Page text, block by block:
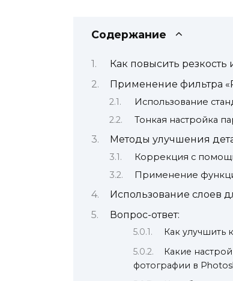
Содержание
Как повысить
Применение фильтра
Использование
Тонкая настройка
Методы улучшения
Коррекция с
Применение
Использование слоев
Вопрос-ответ:
Как улучшить
Какие
фотографии в